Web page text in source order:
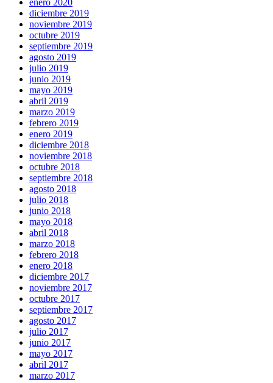
diciembre 2019
noviembre 2019
octubre 2019
septiembre 2019
agosto 2019
julio 2019
junio 2019
mayo 2019
abril 2019
marzo 2019
febrero 2019
enero 2019
diciembre 2018
noviembre 2018
octubre 2018
septiembre 2018
agosto 2018
julio 2018
junio 2018
mayo 2018
abril 2018
marzo 2018
febrero 2018
enero 2018
diciembre 2017
noviembre 2017
octubre 2017
septiembre 2017
agosto 2017
julio 2017
junio 2017
mayo 2017
abril 2017
marzo 2017